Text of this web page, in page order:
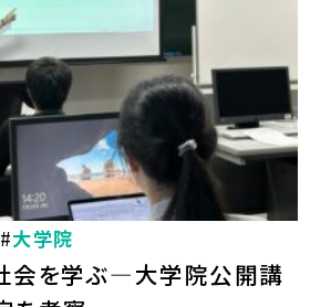
大学院
会を学ぶ―大学院公開講